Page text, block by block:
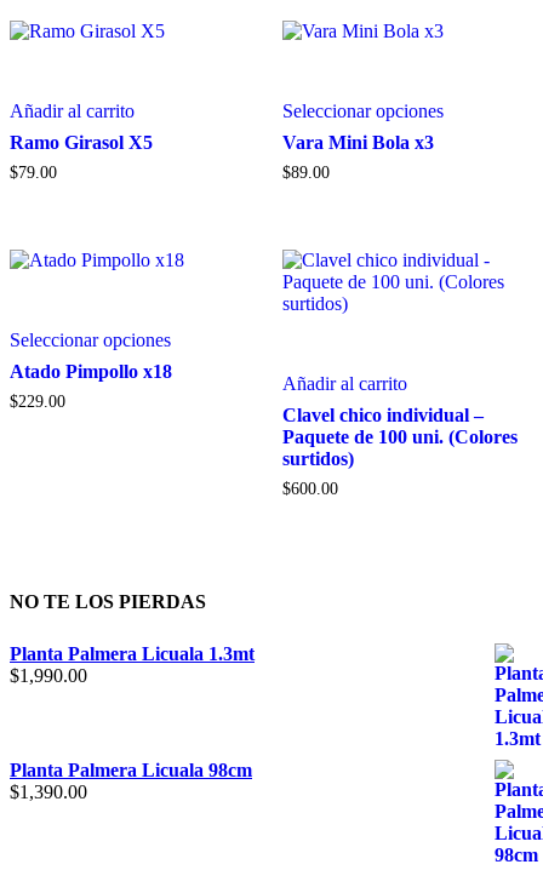
Añadir al carrito
Ramo Girasol X5
$79.00
Seleccionar opcionesproducto
pueden
elegir
Vara Mini Bola x3
$89.00
Seleccionar opcionesproducto
tiene
múltiples
de
Atado Pimpollo x18
$229.00
Añadir al carrito
Clavel chico individual –
Paquete de 100 uni. (Colores
surtidos)
$600.00
NO TE LOS PIERDAS
Planta Palmera Licuala 1.3mt
$1,990.00
Planta Palmera Licuala 98cm
$1,390.00